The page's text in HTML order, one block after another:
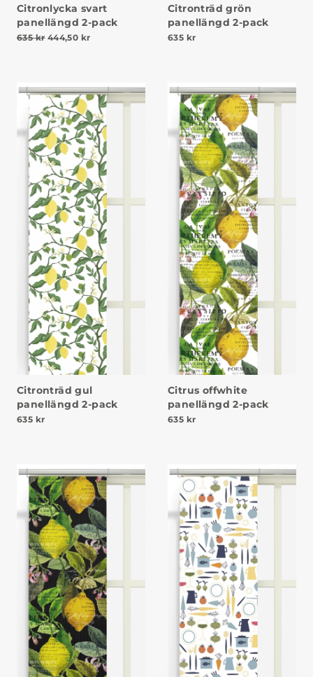
Citronlycka svart
panellängd 2-pack
635kr Det ursprungliga priset var: 635 kr.
444,50 krDet nuvarande priset är: 444,50 kr.
Citronträd grön
panellängd 2-pack
635 kr
Citronträd gul
panellängd 2-pack
635 kr
Citrus offwhite
panellängd 2-pack
635 kr